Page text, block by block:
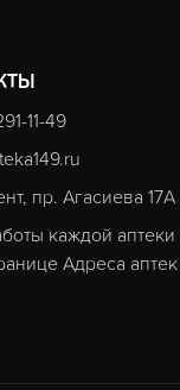
11-49
пр. Агасиева 17А
каждой аптеки
Адреса аптек